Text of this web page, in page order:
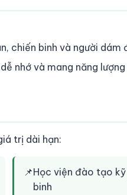
chiến binh và người dám
nhớ và mang năng
trị dài hạn:
📌Học viện đào tạo
binh